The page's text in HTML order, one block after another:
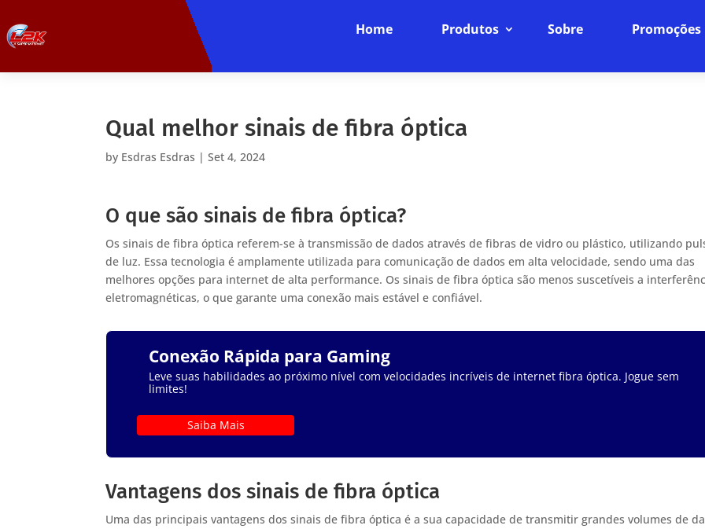
Home Produtos Sobre Promoções
Qual melhor sinais de fibra óptica
by Esdras Esdras |Set 4, 2024
O que são sinais de fibra óptica?
Os sinais de fibra óptica referem-se à transmissão de dados através de fibras de vidro ou plástico, utilizando
de luz. Essa tecnologia é amplamente utilizada para comunicação de dados em alta velocidade, sendo uma das
melhores opções para internet de alta performance. Os sinais de fibra óptica são menos suscetíveis a
eletromagnéticas, o que garante uma conexão mais estável e confiável.
Conexão Rápida para Gaming
Leve suas habilidades ao próximo nível com velocidades incríveis de internet fibra óptica. Jogue sem
limites!
Saiba Mais
Vantagens dos sinais de fibra óptica
Uma das principais vantagens dos sinais de fibra óptica é a sua capacidade de transmitir grandes volumes de